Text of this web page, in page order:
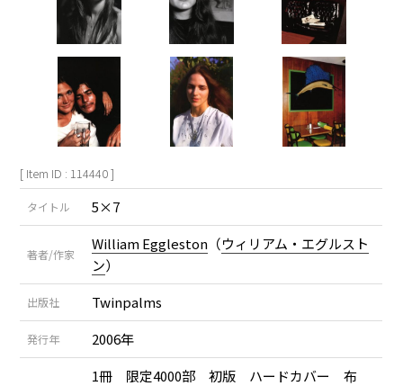
[ Item ID : 114440 ]
タイトル 5×7
著者/作家
William Eggleston （ウィリアム・エグルスト
ン）
出版社 Twinpalms
発行年 2006年
1冊 限定4000部 初版 ハードカバー 布